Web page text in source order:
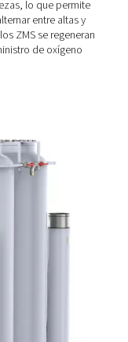
de zeolita
bajos los costes
que su robusto
como las emisiones.
y un rendimiento
un nuevo
sostenible.